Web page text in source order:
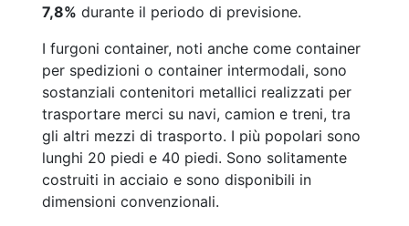
7,8% durante il periodo di previsione.
I furgoni container, noti anche come container
per spedizioni o container intermodali, sono
sostanziali contenitori metallici realizzati per
trasportare merci su navi, camion e treni, tra
gli altri mezzi di trasporto. I più popolari sono
lunghi 20 piedi e 40 piedi. Sono solitamente
costruiti in acciaio e sono disponibili in
dimensioni convenzionali.